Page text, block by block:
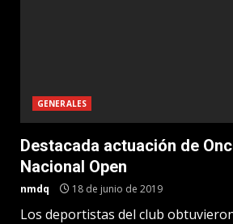
GENERALES
Destacada actuación de
Nacional Open
nmdq 18 de junio de 2019
Los deportistas del club